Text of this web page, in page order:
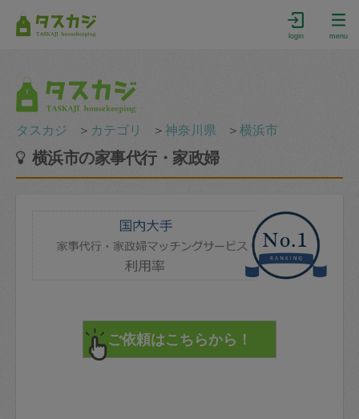
login menu
タスカジ ＞ カテゴリ ＞神奈川県 ＞横浜市
横浜市の家事代行・家政婦